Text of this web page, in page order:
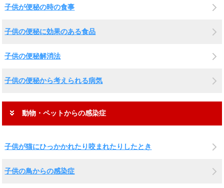
子供が便秘の時の食事
子供の便秘に効果のある食品
子供の便秘解消法
子供の便秘から考えられる病気
動物・ペットからの感染症
子供が猫にひっかかれたり咬まれたりしたとき
子供の鳥からの感染症